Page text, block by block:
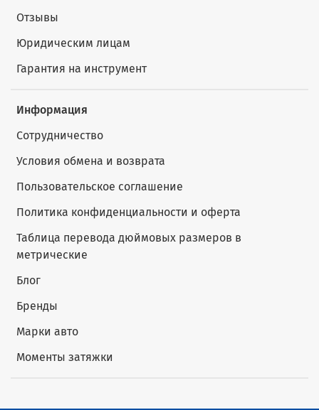
Отзывы
Юридическим лицам
Гарантия на инструмент
Информация
Сотрудничество
Условия обмена и возврата
Пользовательское соглашение
Политика конфиденциальности и оферта
Таблица перевода дюймовых размеров в
метрические
Блог
Бренды
Марки авто
Моменты затяжки